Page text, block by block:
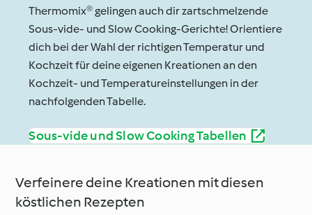
Thermomix® gelingen auch dir zartschmelzende
Sous-vide- und Slow Cooking-Gerichte! Orientiere
dich bei der Wahl der richtigen Temperatur und
Kochzeit für deine eigenen Kreationen an den
Kochzeit- und Temperatureinstellungen in der
nachfolgenden Tabelle.
Sous-vide und Slow Cooking Tabellen
Verfeinere deine Kreationen mit diesen
köstlichen Rezepten